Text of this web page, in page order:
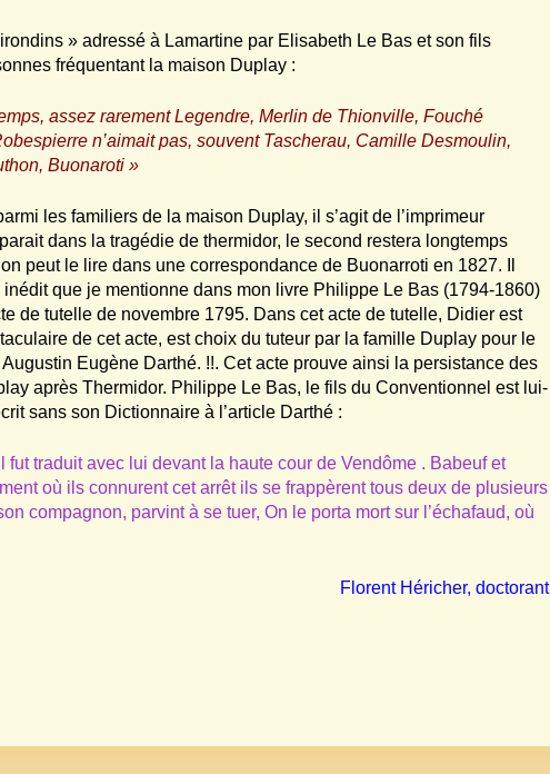
» adressé à Lamartine par Elisabeth Le Bas et son fils
fréquentant la maison Duplay :
assez rarement Legendre, Merlin de Thionville, Fouché
n’aimait pas, souvent Tascherau, Camille Desmoulin,
Buonaroti »
les familiers de la maison Duplay, il s’agit de l’imprimeur
dans la tragédie de thermidor, le second restera longtemps
peut le lire dans une correspondance de Buonarroti en 1827. Il
que je mentionne dans mon livre Philippe Le Bas (1794-1860)
de tutelle de novembre 1795. Dans cet acte de tutelle, Didier est
de cet acte, est choix du tuteur par la famille Duplay pour le
Eugène Darthé. !!. Cet acte prouve ainsi la persistance des
après Thermidor. Philippe Le Bas, le fils du Conventionnel est lui-
sans son Dictionnaire à l’article Darthé :
traduit avec lui devant la haute cour de Vendôme . Babeuf et
où ils connurent cet arrêt ils se frappèrent tous deux de plusieurs
compagnon, parvint à se tuer, On le porta mort sur l’échafaud, où
Florent Héricher, doctorant